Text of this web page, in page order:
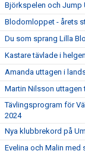
Björkspelen och Jump
Blodomloppet - årets
Du som sprang Lilla
Kastare tävlade i helgen
Amanda uttagen i
Martin Nilsson uttagen
Tävlingsprogram för
2024
Nya klubbrekord på
Evelina och Malin med